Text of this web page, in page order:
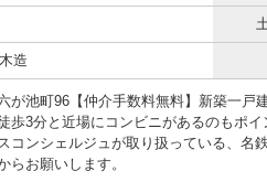
造
が池町96【仲介手数料無料】新築一
歩3分と近場にコンビニがあるのもポ
コンシェルジュが取り扱っている、名
らお願いします。